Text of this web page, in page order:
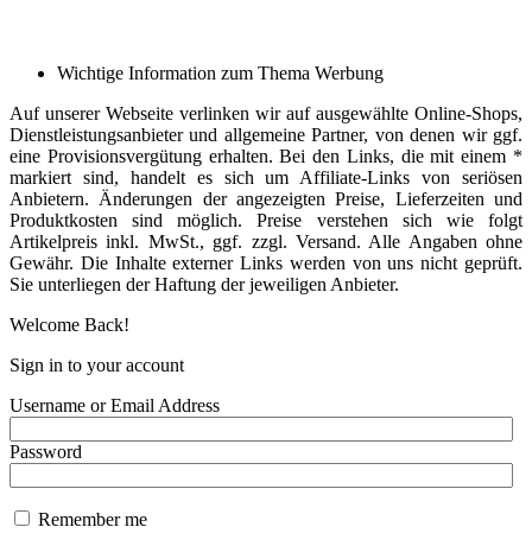
Wichtige Information zum Thema Werbung
Auf unserer Webseite verlinken wir auf ausgewählte Online-Shops,
Dienstleistungsanbieter und allgemeine Partner, von denen wir ggf.
eine Provisionsvergütung erhalten. Bei den Links, die mit einem *
markiert sind, handelt es sich um Affiliate-Links von seriösen
Anbietern. Änderungen der angezeigten Preise, Lieferzeiten und
Produktkosten sind möglich. Preise verstehen sich wie folgt
Artikelpreis inkl. MwSt., ggf. zzgl. Versand. Alle Angaben ohne
Gewähr. Die Inhalte externer Links werden von uns nicht geprüft.
Sie unterliegen der Haftung der jeweiligen Anbieter.
Welcome Back!
Sign in to your account
Username or Email Address
Password
Remember me